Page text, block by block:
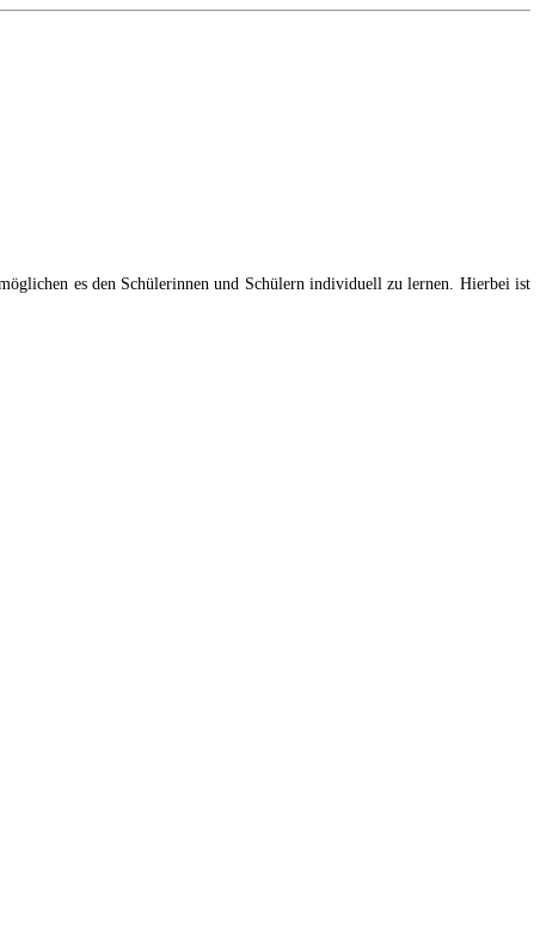
es den Schülerinnen und Schülern individuell zu lernen. Hierbei ist